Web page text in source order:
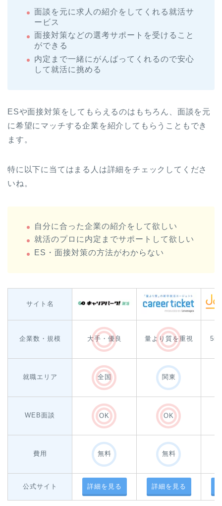
面談を元に求人の紹介をしてくれる就活サ
ービス
面接対策などの選考サポートを受けること
ができる
内定まで一緒にがんばってくれるので安心
して就活に挑める
ESや面接対策をしてもらえるのはもちろん、面談を元
に希望にマッチする企業を紹介してもらうこともでき
ます。
特に以下に当てはまる人は詳細をチェックしてくださ
いね。
自分に合った企業の紹介をして欲しい
就活のプロに内定までサポートして欲しい
ES・面接対策の方法がわからない
サイト名
企業数・規模 大手・優良 量より質を重視
就職エリア 全国 関東
WEB面談 OK OK
費用 無料 無料
公式サイト 詳細を見る 詳細を見る